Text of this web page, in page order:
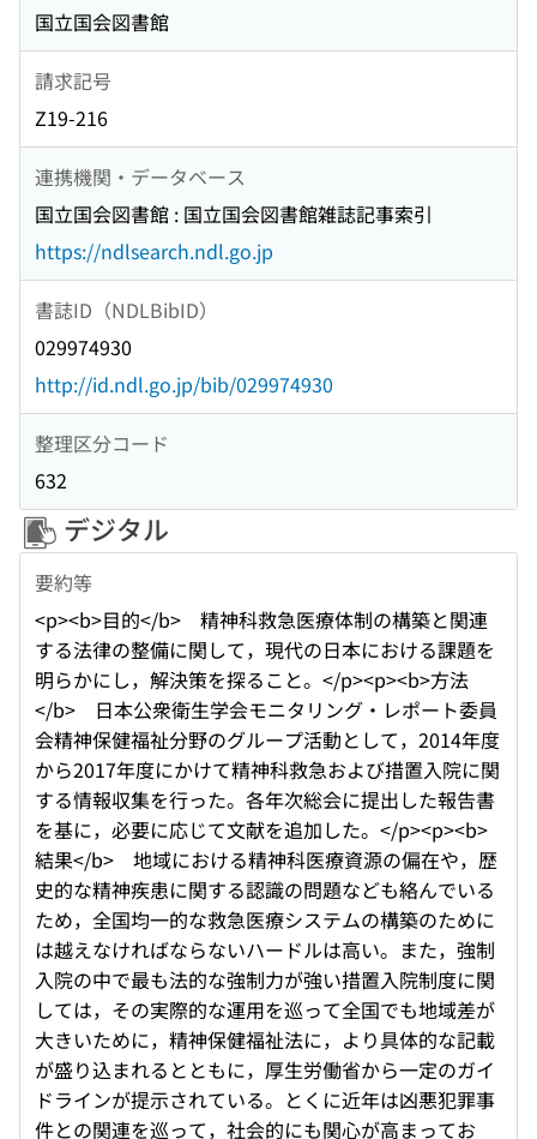
国立国会図書館
請求記号
Z19-216
連携機関・データベース
国立国会図書館 : 国立国会図書館雑誌記事索引
https://ndlsearch.ndl.go.jp
書誌ID（NDLBibID）
029974930
http://id.ndl.go.jp/bib/029974930
整理区分コード
632
デジタル
要約等
<p><b>目的</b> 精神科救急医療体制の構築と関連
する法律の整備に関して，現代の日本における課題を
明らかにし，解決策を探ること。</p><p><b>方法
</b> 日本公衆衛生学会モニタリング・レポート委員
会精神保健福祉分野のグループ活動として，2014年度
から2017年度にかけて精神科救急および措置入院に関
する情報収集を行った。各年次総会に提出した報告書
を基に，必要に応じて文献を追加した。</p><p><b>
結果</b> 地域における精神科医療資源の偏在や，歴
史的な精神疾患に関する認識の問題なども絡んでいる
ため，全国均一的な救急医療システムの構築のために
は越えなければならないハードルは高い。また，強制
入院の中で最も法的な強制力が強い措置入院制度に関
しては，その実際的な運用を巡って全国でも地域差が
大きいために，精神保健福祉法に，より具体的な記載
が盛り込まれるとともに，厚生労働省から一定のガイ
ドラインが提示されている。とくに近年は凶悪犯罪事
件との関連を巡って，社会的にも関心が高まってお